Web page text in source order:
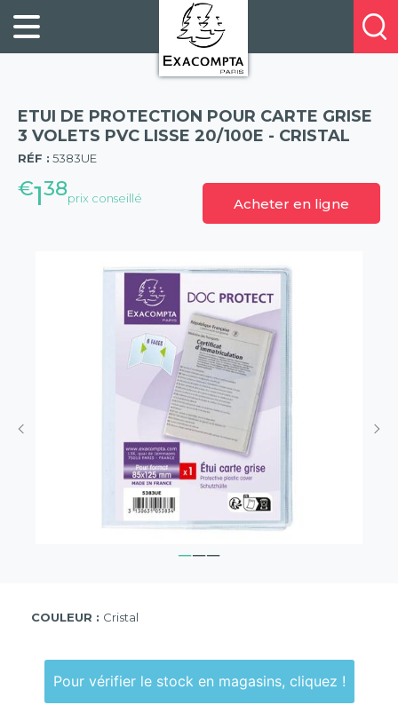
FILING
ORGANISATION
PRESENTATION
BUSINESS
BOOKS
STATIONERY
À
PROPOS
NOS
E-
CATALOGUES
POINTS
DE
Profitez
de
réduction
sur
nouvelle
ETUI DE PROTECTION POUR CARTE GRISE
3 VOLETS PVC LISSE 20/100E - CRISTAL
RÉF : 5383UE
€138prix conseillé Acheter en ligne
(57)
COULEUR : Cristal
Pour vérifier le stock en magasins, cliquez !
Panneau de gestion des cookies